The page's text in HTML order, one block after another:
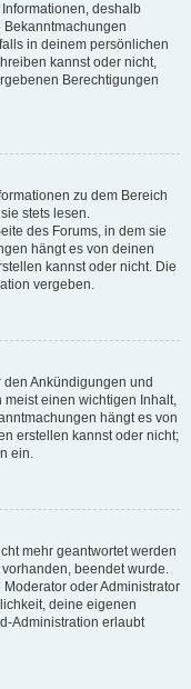
deshalb
in deinem persönlichen
kannst oder nicht,
Berechtigungen
zu dem Bereich
stets lesen.
des Forums, in dem sie
hängt es von deinen
kannst oder nicht. Die
vergeben.
Ankündigungen und
einen wichtigen Inhalt,
hängt es von
erstellen kannst oder nicht;
ein.
mehr geantwortet werden
beendet wurde.
oder Administrator
deine eigenen
Administration erlaubt